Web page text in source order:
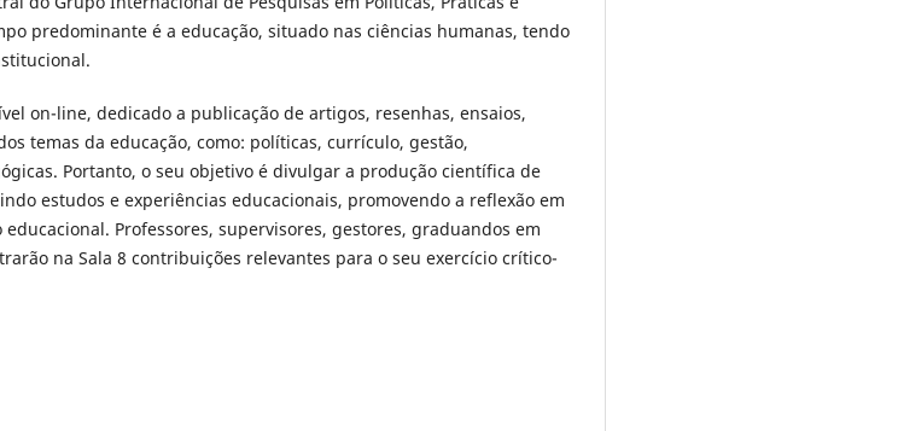
predominante é a educação, situado nas ciências humanas, tendo
on-line, dedicado a publicação de artigos, resenhas, ensaios,
temas da educação, como: políticas, currículo, gestão,
Portanto, o seu objetivo é divulgar a produção científica de
estudos e experiências educacionais, promovendo a reflexão em
Professores, supervisores, gestores, graduandos em
na Sala 8 contribuições relevantes para o seu exercício crítico-